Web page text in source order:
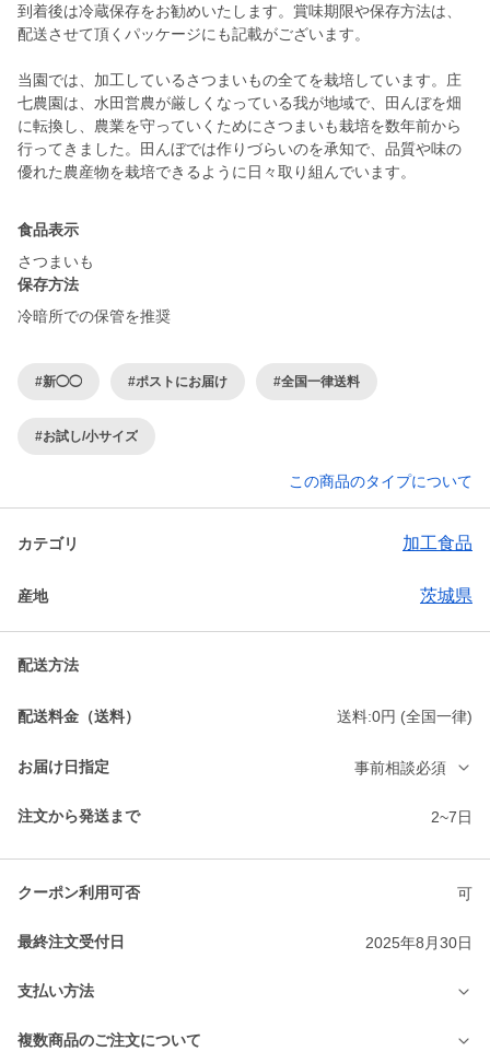
到着後は冷蔵保存をお勧めいたします。賞味期限や保存方法は、
配送させて頂くパッケージにも記載がございます。
当園では、加工しているさつまいもの全てを栽培しています。庄
七農園は、水田営農が厳しくなっている我が地域で、田んぼを畑
に転換し、農業を守っていくためにさつまいも栽培を数年前から
行ってきました。田んぼでは作りづらいのを承知で、品質や味の
優れた農産物を栽培できるように日々取り組んでいます。
食品表示
さつまいも
保存方法
冷暗所での保管を推奨
#新◯◯ #ポストにお届け #全国一律送料
#お試し/小サイズ
この商品のタイプについて
カテゴリ 加工食品
産地 茨城県
配送方法
配送料金（送料） 送料:0円 (全国一律)
お届け日指定 事前相談必須
注文から発送まで 2~7日
クーポン利用可否 可
最終注文受付日 2025年8月30日
支払い方法
複数商品のご注文について